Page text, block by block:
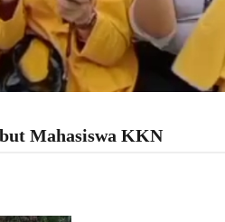
Mahasiswa KKN